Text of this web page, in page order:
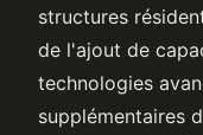
structures
de l'ajout de
technologies
supplémentaires